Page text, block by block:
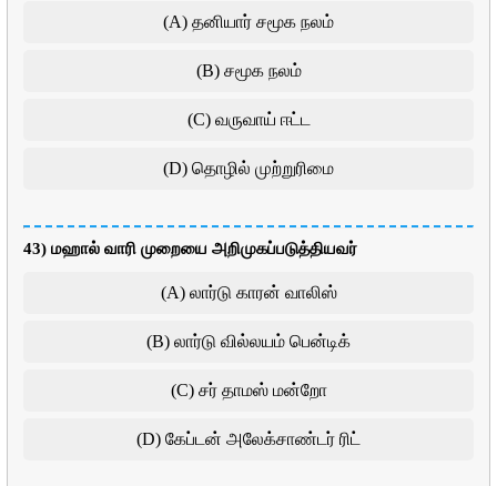
(A) தனியார் சமூக நலம்
(B) சமூக நலம்
(C) வருவாய் ஈட்ட
(D) தொழில் முற்றுரிமை
43) மஹால் வாரி முறையை அறிமுகப்படுத்தியவர்
(A) லார்டு காரன் வாலிஸ்
(B) லார்டு வில்லயம் பென்டிக்
(C) சர் தாமஸ் மன்றோ
(D) கேப்டன் அலேக்சாண்டர் ரிட்